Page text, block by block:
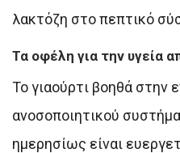
λακτόζη στο πεπτικό
Τα οφέλη για την υγεία
Το γιαούρτι βοηθά στην
ανοσοποιητικού
ημερησίως είναι